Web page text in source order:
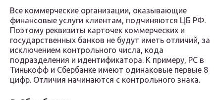
Все коммерческие организации, оказывающие
финансовые услуги клиентам, подчиняются ЦБ РФ.
Поэтому реквизиты карточек коммерческих и
государственных банков не будут иметь отличий, за
исключением контрольного числа, кода
подразделения и идентификатора. К примеру, РС в
Тинькофф и Сбербанке имеют одинаковые первые 8
цифр. Отличия начинаются с контрольного знака.